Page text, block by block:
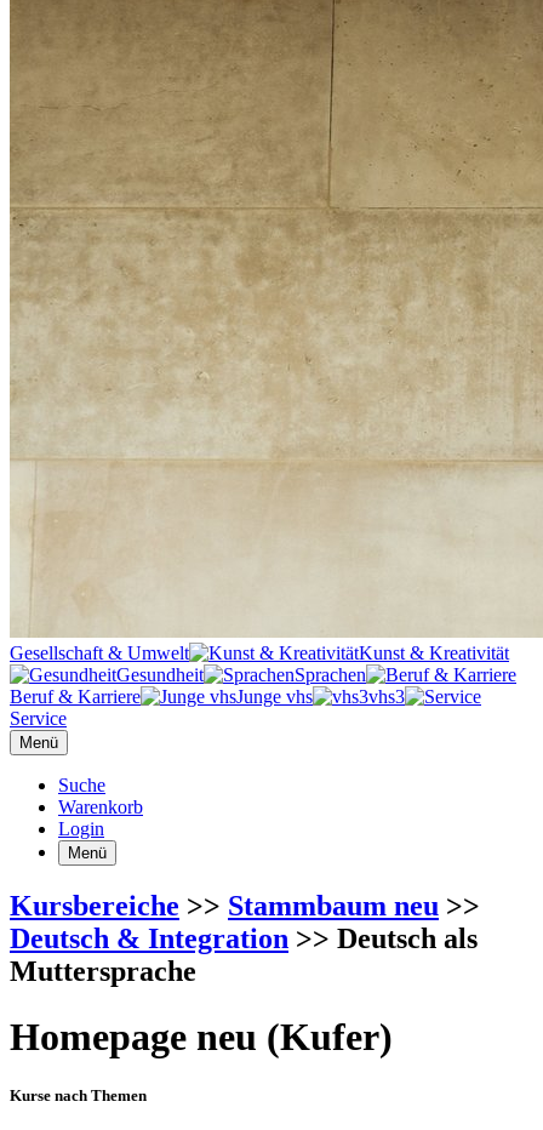
Gesellschaft & Umwelt
Kunst & Kreativität
Gesundheit
Sprachen
Beruf & Karriere
Junge vhs
vhs3
Service
Menü
Suche
Warenkorb
Login
Menü
Kursbereiche >> Stammbaum neu >>
Deutsch & Integration >> Deutsch als
Muttersprache
Homepage neu (Kufer)
Kurse nach Themen